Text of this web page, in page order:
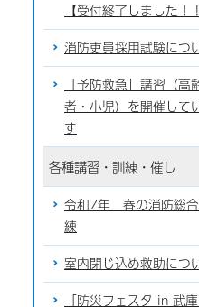
【受付終了しました！
消防吏員採用試験につ
「予防救急」講習（高
者・小児）を開催して
す
各種講習・訓練・催し
令和7年 春の消防総
練
室内閉じ込め救助につ
「防災フェスタ in 武庫